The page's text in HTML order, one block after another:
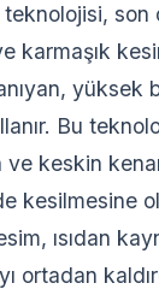
son
karmaşık
yüksek
Bu
ve keskin
kesilmesine
ısıdan
ortadan